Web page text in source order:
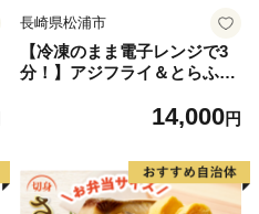
長崎県松浦市
【冷凍のまま電子レンジで3
分！】アジフライ＆とらふぐ
チン 時短 本格 こだわり 逸品
14,000円